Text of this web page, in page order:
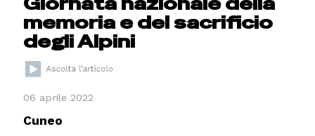
memoria e del sacrificio
degli Alpini
06 aprile 2022
Cuneo